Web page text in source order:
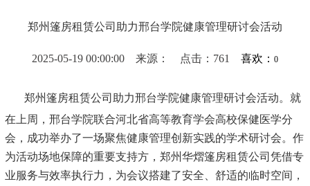
郑州篷房租赁公司助力邢台学院健康管理研讨会活动
2025-05-19 00:00:00 来源： 点击：761 喜欢： 0
郑州篷房租赁公司助力邢台学院健康管理研讨会活动。 就
在上周，邢台学院联合河北省高等教育学会高校保健医学分
会，成功举办了一场聚焦健康管理创新实践的学术研讨会。作
为活动场地保障的重要支持方，郑州华熠篷房租赁公司凭借专
业服务与效率执行力，为会议搭建了安全、舒适的临时空间，